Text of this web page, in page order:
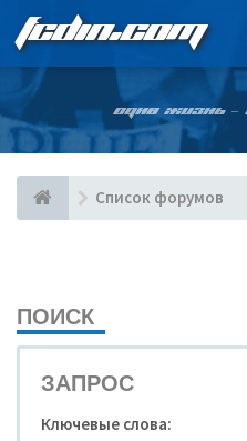
FCDIN.COM
ОДНА ЖИЗНЬ –
Список форумов
ПОИСК
ЗАПРОС
Ключевые слова: